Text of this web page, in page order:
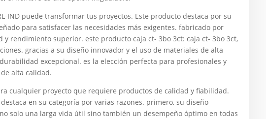
IND puede transformar tus proyectos. Este producto destaca por su
para satisfacer las necesidades más exigentes. fabricado por
rendimiento superior. este producto caja ct- 3bo 3ct: caja ct- 3bo 3ct,
gracias a su diseño innovador y el uso de materiales de alta
excepcional. es la elección perfecta para profesionales y
alta calidad.
cualquier proyecto que requiere productos de calidad y fiabilidad.
en su categoría por varias razones. primero, su diseño
solo una larga vida útil sino también un desempeño óptimo en todas